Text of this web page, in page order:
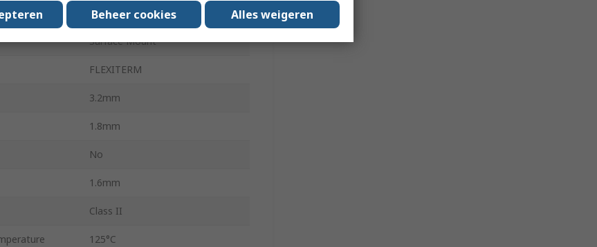
-55°C
Surface Mount
FLEXITERM
3.2mm
1.8mm
No
1.6mm
Class II
125°C
Beheer cookies Alles weigeren